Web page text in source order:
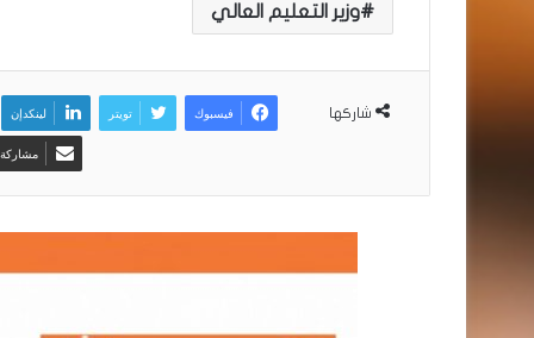
وزير التعليم العالي
شاركها فيسبوك تويتر لينكدإن
مشاركة